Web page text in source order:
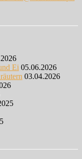
Ei 05.06.2026
03.04.2026